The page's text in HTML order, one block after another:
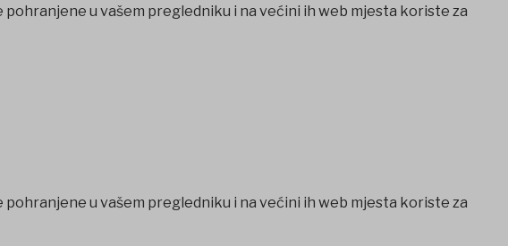
u vašem pregledniku i na većini ih web mjesta koriste za
u vašem pregledniku i na većini ih web mjesta koriste za